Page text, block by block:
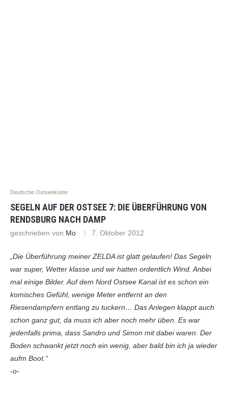
Deutsche Ostseeküste
SEGELN AUF DER OSTSEE 7: DIE ÜBERFÜHRUNG VON
RENDSBURG NACH DAMP
geschrieben von Mo 7. Oktober 2012
„Die Überführung meiner ZELDA ist glatt gelaufen! Das Segeln
war super, Wetter klasse und wir hatten ordentlich Wind. Anbei
mal einige Bilder. Auf dem Nord Ostsee Kanal ist es schon ein
komisches Gefühl, wenige Meter entfernt an den
Riesendampfern entlang zu tuckern… Das Anlegen klappt auch
schon ganz gut, da muss ich aber noch mehr üben. Es war
jedenfalls prima, dass Sandro und Simon mit dabei waren. Der
Boden schwankt jetzt noch ein wenig, aber bald bin ich ja wieder
aufm Boot.“
-o-